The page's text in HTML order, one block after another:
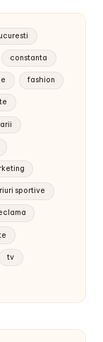
constanta
fashion
sportive
tv